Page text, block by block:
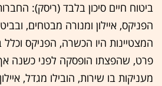
ביטוח חיים סיכון בלבד (ריסק):
הפניקס, איילון ומנורה מבטחים,
המצטיינות היו הכשרה, הפניקס וכלל
פרט, שהפצתו הופסקה לפני כשנה אך
מעניקות בו שירות, הובילו מגדל,